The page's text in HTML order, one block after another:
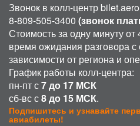
Звонок в колл-центр
8-809-505-3400 (звонок
Стоимость за одну минуту
время ожидания разговора
зависимости от региона и
График работы колл-центра:
пн-пт с7 до 17 МСК
сб-вс с8 до 15 МСК.
Подпишитесь и узнавайте
авиабилеты!